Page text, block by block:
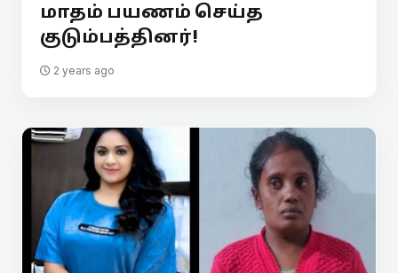
மாதம் பயணம் செய்த
குடும்பத்தினர்!
2 years ago